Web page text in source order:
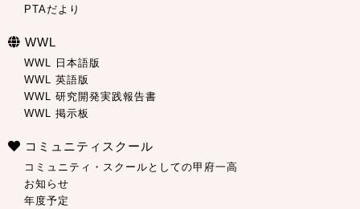
PTAだより
WWL
WWL 日本語版
WWL 英語版
WWL 研究開発実践報告書
WWL 掲示板
コミュニティスクール
コミュニティ・スクールとしての甲府一高
お知らせ
年度予定